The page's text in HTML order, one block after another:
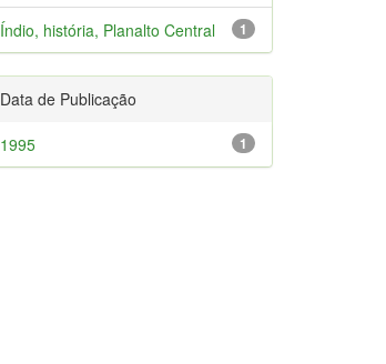
1
Índio, história, Planalto Central
Data de Publicação
1
1995